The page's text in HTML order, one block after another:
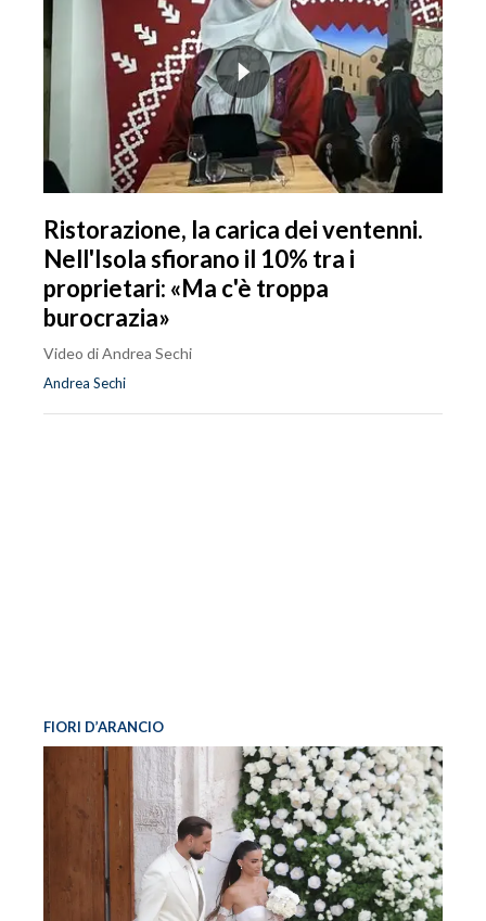
Ristorazione, la carica dei ventenni.
Nell'Isola sfiorano il 10% tra i
proprietari: «Ma c'è troppa
burocrazia»
Video di Andrea Sechi
Andrea Sechi
FIORI D’ARANCIO